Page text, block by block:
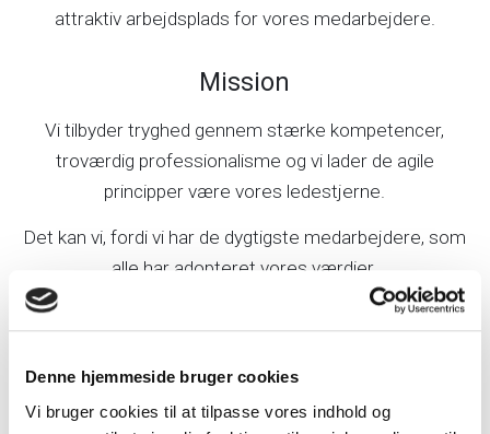
Denne hjemmeside bruger cookies
Vi bruger cookies til at tilpasse vores indhold og
attraktiv arbejdsplads for vores medarbejdere.
Mission
Vi tilbyder tryghed gennem stærke kompetencer,
troværdig professionalisme og vi lader de agile
principper være vores ledestjerne.
Det kan vi, fordi vi har de dygtigste medarbejdere, som
alle har adopteret vores værdier.
Værdier
Vi siger tingene, som de er og vi rådgiver altid ud fra
kundens interesser. Vi siger nej, hvis vi ikke er de rette til